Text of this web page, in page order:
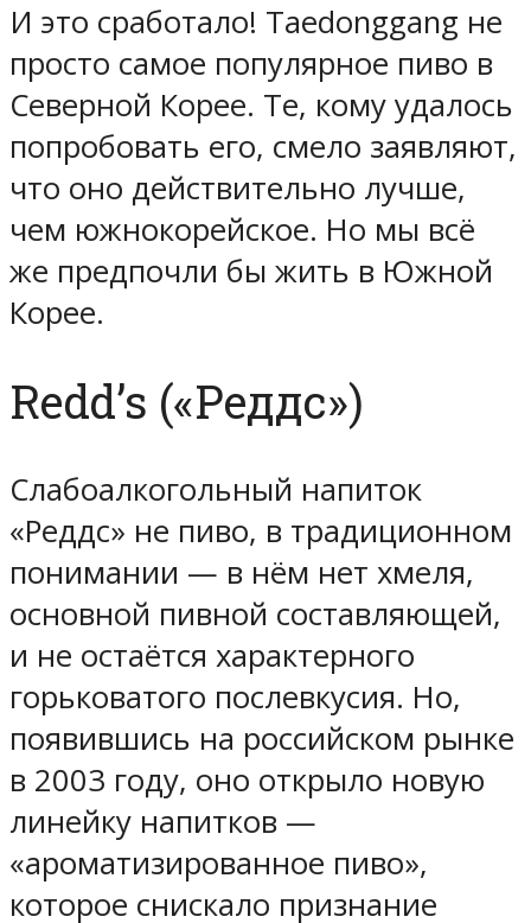
И это сработало! Taedonggang не
просто самое популярное пиво в
Северной Корее. Те, кому удалось
попробовать его, смело заявляют,
что оно действительно лучше,
чем южнокорейское. Но мы всё
же предпочли бы жить в Южной
Корее.
Redd’s («Реддс»)
Слабоалкогольный напиток
«Реддс» не пиво, в традиционном
понимании — в нём нет хмеля,
основной пивной составляющей,
и не остаётся характерного
горьковатого послевкусия. Но,
появившись на российском рынке
в 2003 году, оно открыло новую
линейку напитков —
«ароматизированное пиво»,
которое снискало признание